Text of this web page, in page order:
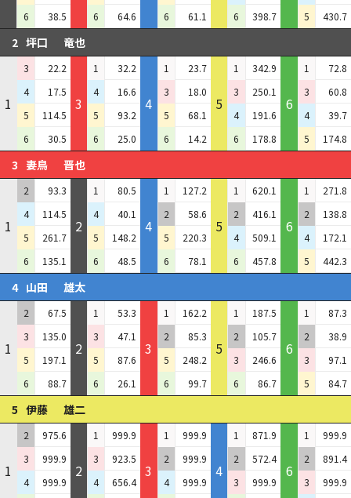
6
38.5
6
64.6
6
61.1
6
398.7
5
430.7
2 坪口 竜也
1
3
22.2
4
17.5
5
114.5
6
30.5
3
1
32.2
4
16.6
5
93.2
6
25.0
4
1
23.7
3
18.0
5
68.1
6
14.2
5
1
342.9
3
250.1
4
191.6
6
178.8
6
1
72.8
3
60.8
4
39.7
5
174.8
3 妻鳥 晋也
1
2
93.3
4
114.5
5
261.7
6
135.1
2
1
80.5
4
40.1
5
148.2
6
48.5
4
1
127.2
2
58.6
5
220.3
6
78.1
5
1
620.1
2
416.1
4
509.1
6
457.8
6
1
271.8
2
138.8
4
172.1
5
442.3
4 山田 雄太
1
2
67.5
3
135.0
5
197.1
6
88.7
2
1
53.3
3
47.1
5
87.6
6
26.1
3
1
162.2
2
85.3
5
248.2
6
99.7
5
1
187.5
2
105.7
3
246.6
6
86.7
6
1
87.3
2
38.9
3
97.1
5
84.7
5 伊藤 雄二
1
2
975.6
3
999.9
4
999.9
2
1
999.9
3
923.5
4
656.4
3
1
999.9
2
999.9
4
999.9
4
1
871.9
2
572.4
3
999.9
6
1
999.9
2
891.4
3
999.9